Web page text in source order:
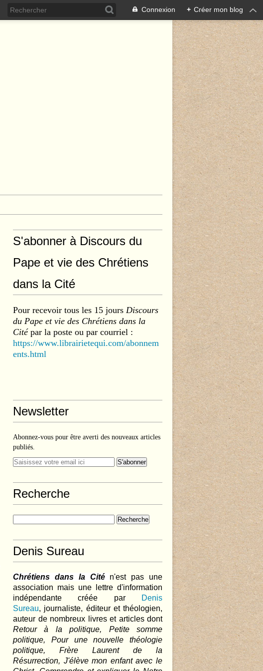
Connexion + Créer mon blog
S'abonner à Discours du
Pape et vie des Chrétiens
dans la Cité
Pour recevoir tous les 15 jours Discours
du Pape et vie des Chrétiens dans la
Citépar la poste ou par courriel :
https://www.librairietequi.com/abonnem
ents.html
Newsletter
Abonnez-vous pour être averti des nouveaux articles
publiés.
Recherche
Denis Sureau
Chrétiens dans la Cité
n'est pas une
association mais une lettre d'information
indépendante créée par
Denis
Sureau, journaliste, éditeur et théologien,
auteur de nombreux livres et articles dont
Retour à la politique, Petite somme
politique, Pour une nouvelle théologie
politique, Frère Laurent de la
Résurrection, J'élève mon enfant avec le